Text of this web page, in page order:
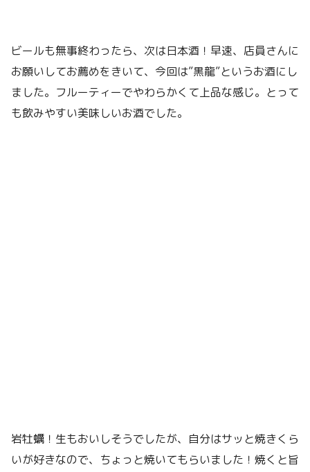
ビールも無事終わったら、次は日本酒！早速、店員さんに
お願いしてお薦めをきいて、今回は”黒龍”というお酒にし
ました。フルーティーでやわらかくて上品な感じ。とって
も飲みやすい美味しいお酒でした。
岩牡蠣！生もおいしそうでしたが、自分はサッと焼きくら
いが好きなので、ちょっと焼いてもらいました！焼くと旨